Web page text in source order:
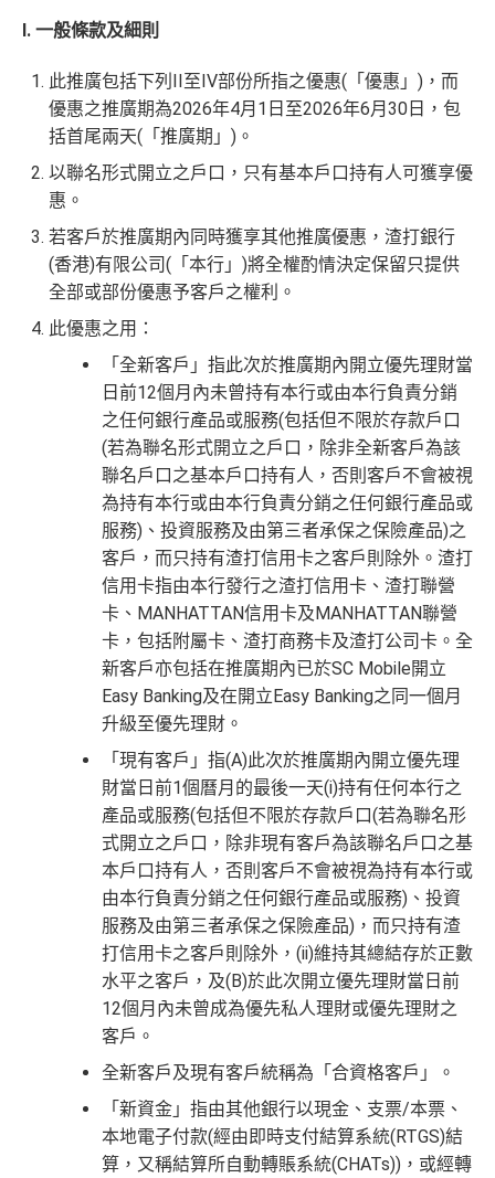
I. 一般條款及細則
此推廣包括下列II至IV部份所指之優惠(「優惠」)，而
優惠之推廣期為2026年4月1日至2026年6月30日，包
括首尾兩天(「推廣期」)。
以聯名形式開立之戶口，只有基本戶口持有人可獲享優
惠。
若客戶於推廣期內同時獲享其他推廣優惠，渣打銀行
(香港)有限公司(「本行」)將全權酌情決定保留只提供
全部或部份優惠予客戶之權利。
此優惠之用：
「全新客戶」指此次於推廣期內開立優先理財當
日前12個月內未曾持有本行或由本行負責分銷
之任何銀行產品或服務(包括但不限於存款戶口
(若為聯名形式開立之戶口，除非全新客戶為該
聯名戶口之基本戶口持有人，否則客戶不會被視
為持有本行或由本行負責分銷之任何銀行產品或
服務)、投資服務及由第三者承保之保險產品)之
客戶，而只持有渣打信用卡之客戶則除外。渣打
信用卡指由本行發行之渣打信用卡、渣打聯營
卡、MANHATTAN信用卡及MANHATTAN聯營
卡，包括附屬卡、渣打商務卡及渣打公司卡。全
新客戶亦包括在推廣期內已於SC Mobile開立
Easy Banking及在開立Easy Banking之同一個月
升級至優先理財。
「現有客戶」指(A)此次於推廣期內開立優先理
財當日前1個曆月的最後一天(i)持有任何本行之
產品或服務(包括但不限於存款戶口(若為聯名形
式開立之戶口，除非現有客戶為該聯名戶口之基
本戶口持有人，否則客戶不會被視為持有本行或
由本行負責分銷之任何銀行產品或服務)、投資
服務及由第三者承保之保險產品)，而只持有渣
打信用卡之客戶則除外，(ii)維持其總結存於正數
水平之客戶，及(B)於此次開立優先理財當日前
12個月內未曾成為優先私人理財或優先理財之
客戶。
全新客戶及現有客戶統稱為「合資格客戶」。
「新資金」指由其他銀行以現金、支票/本票、
本地電子付款(經由即時支付結算系統(RTGS)結
算，又稱結算所自動轉賬系統(CHATs))，或經轉